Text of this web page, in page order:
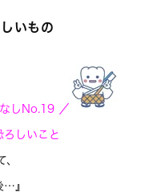
いもの
し No.19／
しいこと
…』